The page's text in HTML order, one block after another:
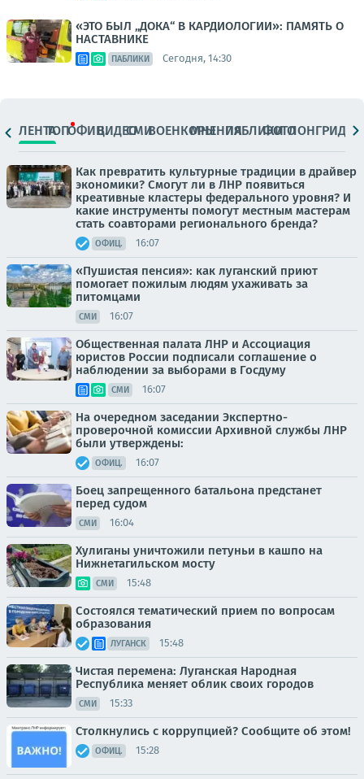
«ЭТО БЫЛ „ДОКА“ В КАРДИОЛОГИИ»: ПАМЯТЬ О
НАСТАВНИКЕ
ПАБЛИКИ Сегодня, 14:30
ЛЕНТАТОПОФИЦ.ВИДЕОСМИВОЕНКОРЫМНЕНИЯПАБЛИКИ
ФОТОЛОНГРИДЫ
Как превратить культурные традиции в драйвер
экономики? Смогут ли в ЛНР появиться
креативные кластеры федерального уровня? И
какие инструменты помогут местным мастерам
стать соавторами регионального бренда?
ОФИЦ. 16:07
«Пушистая пенсия»: как луганский приют
помогает пожилым людям ухаживать за
питомцами
СМИ 16:07
Общественная палата ЛНР и Ассоциация
юристов России подписали соглашение о
наблюдении за выборами в Госдуму
СМИ 16:07
На очередном заседании Экспертно-
проверочной комиссии Архивной службы ЛНР
были утверждены:
ОФИЦ. 16:07
Боец запрещенного батальона предстанет
перед судом
СМИ 16:04
Хулиганы уничтожили петуньи в кашпо на
Нижнетагильском мосту
СМИ 15:48
Состоялся тематический прием по вопросам
образования
ЛУГАНСК 15:48
Чистая перемена: Луганская Народная
Республика меняет облик своих городов
СМИ 15:33
Столкнулись с коррупцией? Сообщите об этом!
ОФИЦ. 15:28